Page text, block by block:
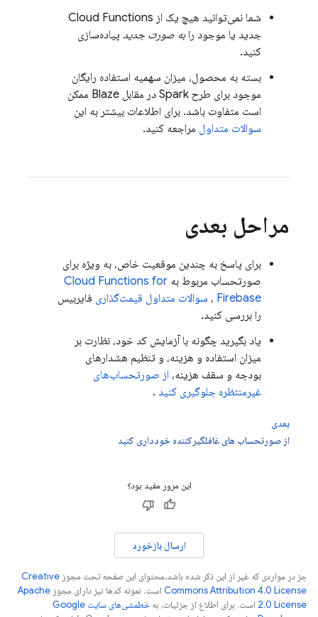
شما نمی‌توانید هیچ یک از Cloud Functions
جدید یا موجود رابه صورت جدید پیاده‌سازی
کنید.
بسته به محصول، میزان سهمیه استفاده رایگان
موجود برای طرح Spark در مقابل Blaze ممکن
است متفاوت باشد. برای اطلاعات بیشتر به این
سوالات متداول مراجعه کنید.
مراحل بعدی
برای پاسخ به چندین موقعیت خاص، به ویژه برای
صورتحساب مربوط به Cloud Functions for
Firebase ، سوالات متداول قیمت‌گذاری فایربیس
را بررسی کنید.
یاد بگیرید چگونه با آزمایش کد خود، نظارت بر
میزان استفاده و هزینه، و تنظیم هشدارهای
بودجه و سقف هزینه، از صورتحساب‌های
غیرمنتظره جلوگیری کنید .
بعدی
از صورتحساب های غافلگیرکننده خودداری کنید
این مرور مفید بود؟
ارسال بازخورد
جز در مواردی که غیر از این ذکر شده باشد،‌محتوای این صفحه تحت مجوز Creative
Commons Attribution 4.0 License است. نمونه کدها نیز دارای مجوز Apache
2.0 License است. برای اطلاع از جزئیات، به
خطمشی‌های سایت Google